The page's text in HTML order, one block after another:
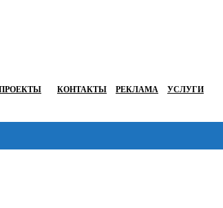
КОНТАКТЫ РЕКЛАМА УСЛУГИ